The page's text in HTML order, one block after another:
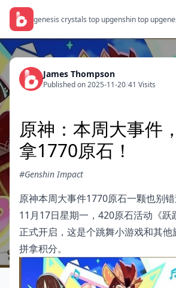
genesis crystals top upgenshin top up
James Thompson
Published on 2025-11-20/41 Visits
原神：本周大事件
拿1770原石！
#Genshin Impact
原神本周大事件1770原石一颗也别错
11月17日星期一，420原石活动《跃
正式开启，这是个跳舞小游戏和其
拼拿积分。